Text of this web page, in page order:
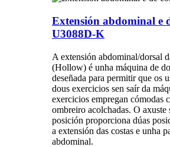
Extensión abdominal e
U3088D-K
A extensión abdominal/dorsal
(Hollow) é unha máquina de
deseñada para permitir que os
dous exercicios sen saír da
exercicios empregan cómodas
ombreiro acolchadas. O axuste
posición proporciona dúas
a extensión das costas e unha
abdominal.